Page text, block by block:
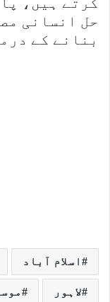
حل انسانی
بنانے کے
اسلام آباد
لاہور